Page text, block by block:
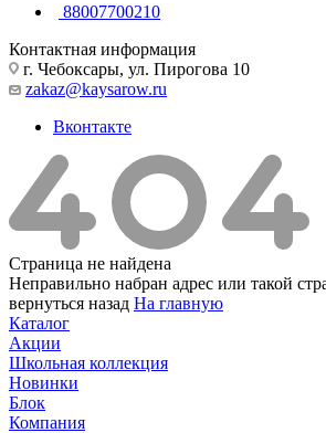
88007700210
Контактная информация
г. Чебоксары, ул. Пирогова 10
zakaz@kaysarow.ru
Вконтакте
Страница не найдена
Неправильно набран адрес или такой
вернуться назад На главную
Каталог
Акции
Школьная коллекция
Новинки
Блок
Компания